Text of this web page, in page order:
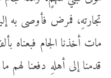
تجارتهِ، فمرض فأوصى به
مات أخذنا الجام فبعناه
قدمنا إلى أهلهِ دفعنا لهم